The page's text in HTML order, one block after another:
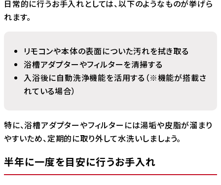
日常的に行うお手入れとしては、以下のようなものが挙げら
れます。
リモコンや本体の表面についた汚れを拭き取る
浴槽アダプターやフィルターを清掃する
入浴後に自動洗浄機能を活用する（※機能が搭載さ
れている場合）
特に、浴槽アダプターやフィルターには湯垢や皮脂が溜まり
やすいため、定期的に取り外して水洗いしましょう。
半年に一度を目安に行うお手入れ